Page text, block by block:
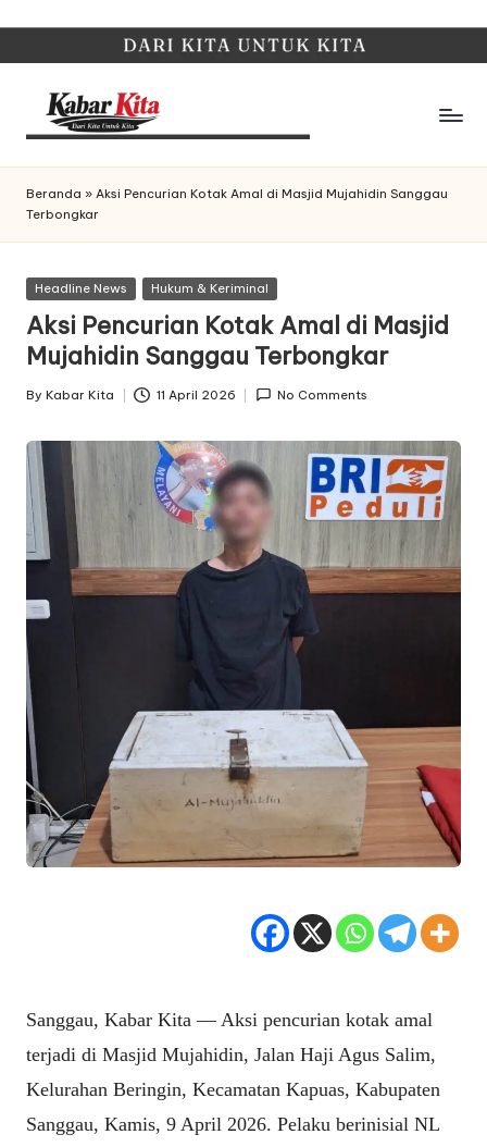
content
K
a
b
a
r
K
it
Beranda » Aksi Pencurian Kotak Amal di Masjid Mujahidin Sanggau
Terbongkar
Posted
Headline News Hukum & Keriminal
Aksi Pencurian Kotak Amal di Masjid
Mujahidin Sanggau Terbongkar
Posted
By Kabar Kita 11 April 2026 No Comments
Sanggau, Kabar Kita — Aksi pencurian kotak amal
terjadi di Masjid Mujahidin, Jalan Haji Agus Salim,
Kelurahan Beringin, Kecamatan Kapuas, Kabupaten
Sanggau, Kamis, 9 April 2026. Pelaku berinisial NL